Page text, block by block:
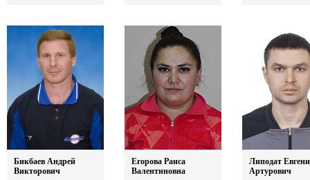
Бикбаев Андрей
Викторович
Егорова Раиса
Валентиновна
Липодат
Артурович